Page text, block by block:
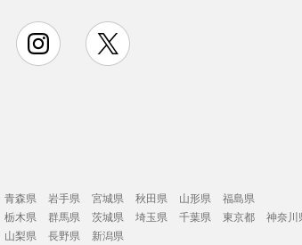
instagram
青森県 岩手県 宮城県 秋田県 山形県
福島県
栃木県 群馬県 茨城県 埼玉県 千葉県 東京都
神奈川
山梨県 長野県
新潟県